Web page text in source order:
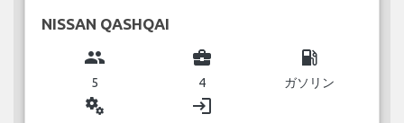
NISSAN QASHQAI
group
5
business_center
4
local_gas_station
ガソリン
miscellaneous_services login